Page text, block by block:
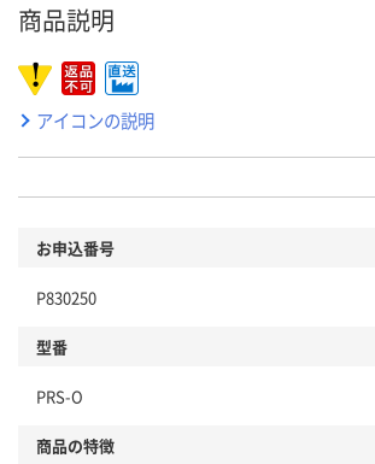
商品説明
アイコンの説明
お申込番号
P830250
型番
PRS-O
商品の特徴